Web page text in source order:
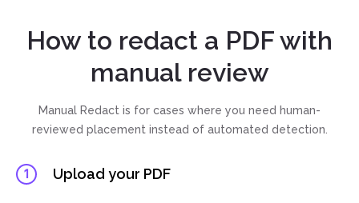
How to redact a PDF with
manual review
Manual Redact is for cases where you need human-
reviewed placement instead of automated detection.
1 Upload your PDF